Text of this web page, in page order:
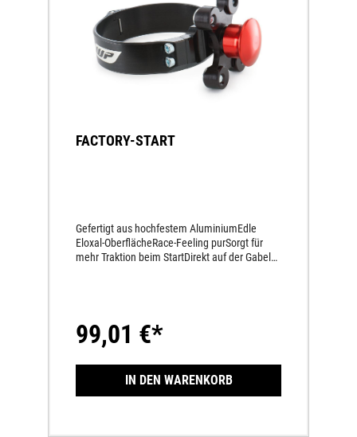
FACTORY-START
Gefertigt aus hochfestem AluminiumEdle
Eloxal-OberflächeRace-Feeling purSorgt für
mehr Traktion beim StartDirekt auf der Gabel
99,01 €*
IN DEN WARENKORB